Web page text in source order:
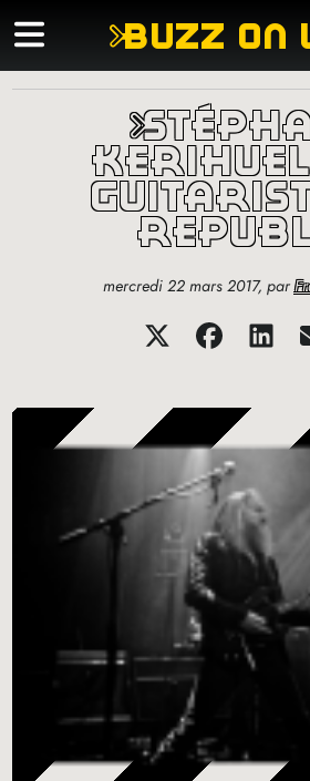
buzz on
stéphane
kerihuel
mercredi 22 mars 2017, par